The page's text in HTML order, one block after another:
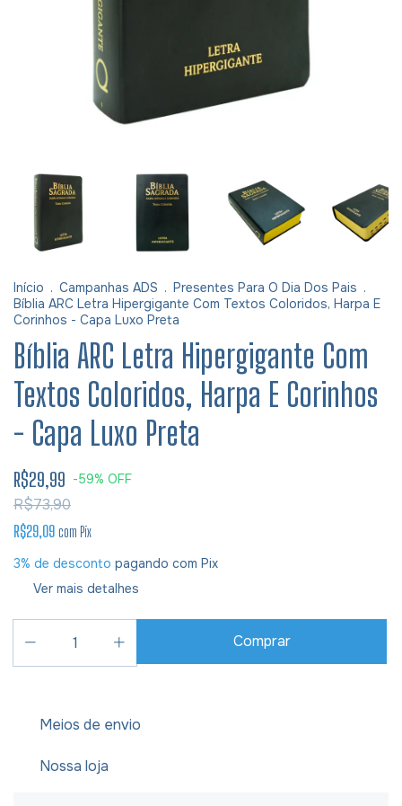
Início . Campanhas ADS . Presentes Para O Dia Dos Pais .
Bíblia ARC Letra Hipergigante Com Textos Coloridos, Harpa E
Corinhos - Capa Luxo Preta
Bíblia ARC Letra Hipergigante Com
Textos Coloridos, Harpa E Corinhos
- Capa Luxo Preta
R$29,99 -59% OFF
R$73,90
R$29,09 com Pix
3% de desconto pagando com Pix
Ver mais detalhes
Meios de envio
Nossa loja